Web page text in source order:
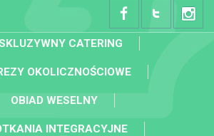
CATERING
OKOLICZNOŚCIOWE
OBIAD WESELNY
INTEGRACYJNE